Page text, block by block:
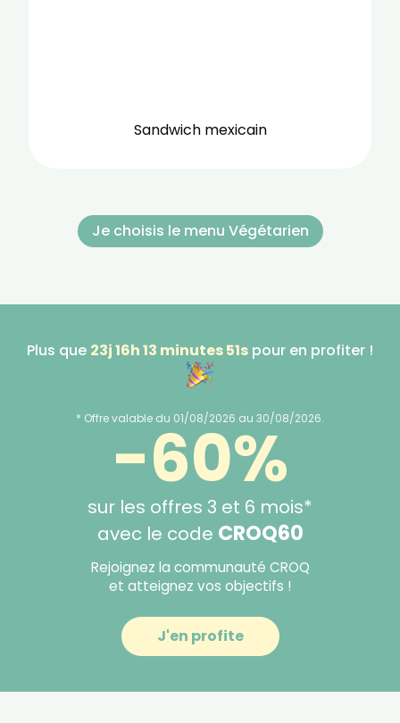
Sandwich mexicain
Je choisis le menu Végétarien
Plus que 23j 16h 13 minutes 50s pour en profiter !
-60%
sur les offres 3 et 6 mois*
avec le code CROQ60
Rejoignez la communauté CROQ
et atteignez vos objectifs !
J'en profite
* Offre valable du 01/08/2026 au 30/08/2026.